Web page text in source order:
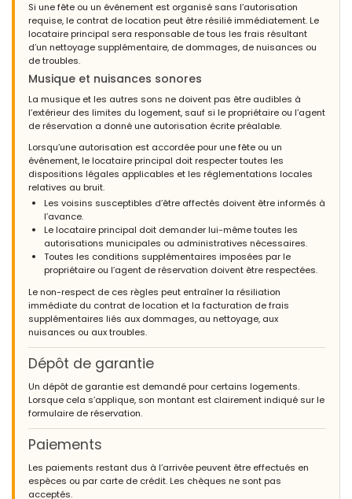
Si une fête ou un événement est organisé sans l’autorisation
requise, le contrat de location peut être résilié immédiatement. Le
locataire principal sera responsable de tous les frais résultant
d’un nettoyage supplémentaire, de dommages, de nuisances ou
de troubles.
Musique et nuisances sonores
La musique et les autres sons ne doivent pas être audibles à
l’extérieur des limites du logement, sauf si le propriétaire ou l’agent
de réservation a donné une autorisation écrite préalable.
Lorsqu’une autorisation est accordée pour une fête ou un
événement, le locataire principal doit respecter toutes les
dispositions légales applicables et les réglementations locales
relatives au bruit.
Les voisins susceptibles d’être affectés doivent être informés à
l’avance.
Le locataire principal doit demander lui-même toutes les
autorisations municipales ou administratives nécessaires.
Toutes les conditions supplémentaires imposées par le
propriétaire ou l’agent de réservation doivent être respectées.
Le non-respect de ces règles peut entraîner la résiliation
immédiate du contrat de location et la facturation de frais
supplémentaires liés aux dommages, au nettoyage, aux
nuisances ou aux troubles.
Dépôt de garantie
Un dépôt de garantie est demandé pour certains logements.
Lorsque cela s’applique, son montant est clairement indiqué sur le
formulaire de réservation.
Paiements
Les paiements restant dus à l’arrivée peuvent être effectués en
espèces ou par carte de crédit. Les chèques ne sont pas
acceptés.